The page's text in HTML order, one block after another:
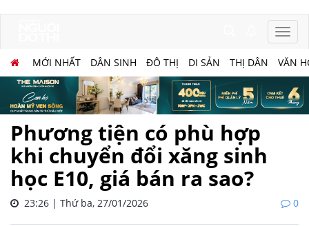
MỚI NHẤT DÂN SINH ĐÔ THỊ DI SẢN THỊ DÂN VĂN
Phương tiện có phù hợp
khi chuyển đổi xăng sinh
học E10, giá bán ra sao?
23:26 | Thứ ba, 27/01/2026 0